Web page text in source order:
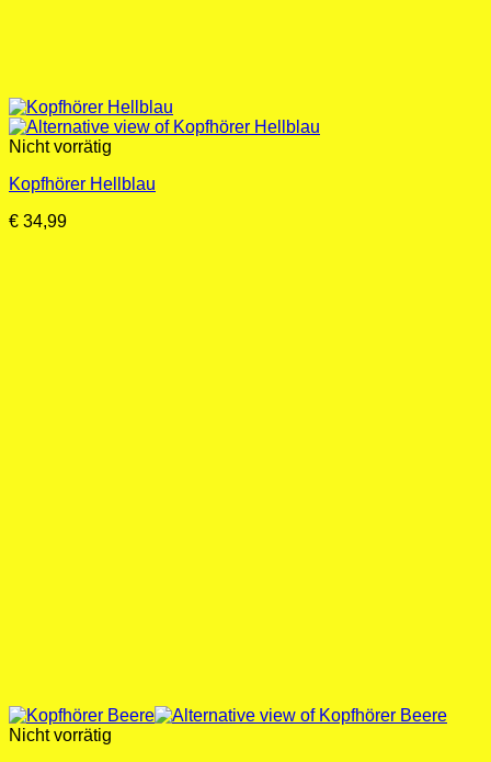
Nicht vorrätig
Kopfhörer Hellblau
€ 34,99
Nicht vorrätig